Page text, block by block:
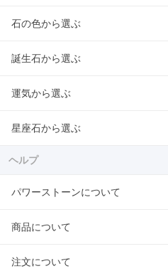
石の色から選ぶ
誕生石から選ぶ
運気から選ぶ
星座石から選ぶ
ヘルプ
パワーストーンについて
商品について
注文について